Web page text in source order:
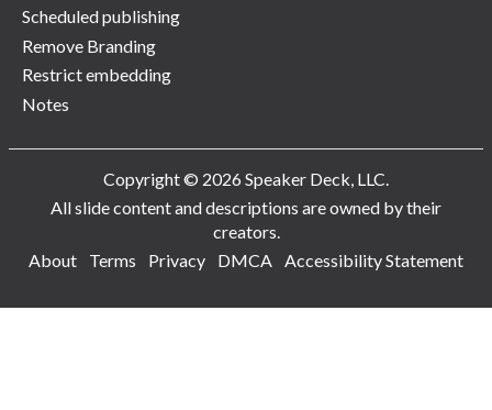
Scheduled publishing
Remove Branding
Restrict embedding
Notes
Copyright © 2026 Speaker Deck, LLC.
All slide content and descriptions are owned by their
creators.
About
Terms Privacy DMCA Accessibility Statement